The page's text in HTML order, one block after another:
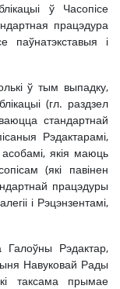
ў Часопісе
працэдура
паўнатэкставыя і
ў тым выпадку,
(гл. раздзел
стандартнай
Рэдактарамі,
якія маюць
(які павінен
працэдуры
і Рэцэнзентамі,
Галоўны Рэдактар,
Навуковай Рады
таксама прымае